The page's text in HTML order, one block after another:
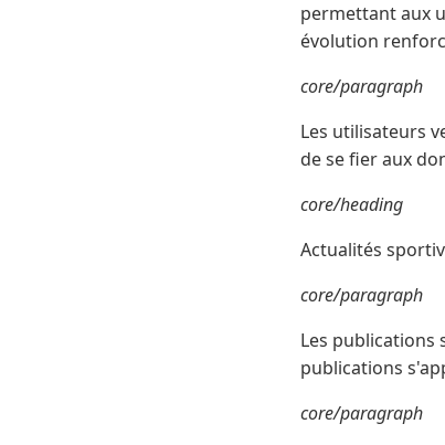
permettant aux
évolution
core/paragraph
Les utilisateurs
de se fier aux
core/heading
Actualités
core/paragraph
Les publications
publications
core/paragraph